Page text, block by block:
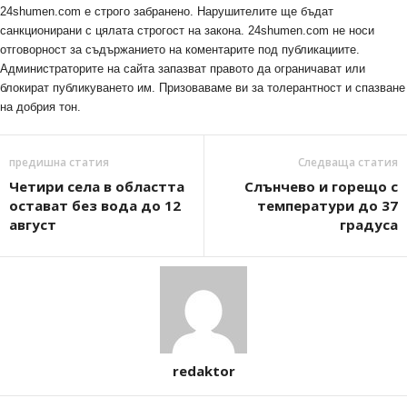
24shumen.com е строго забранено. Нарушителите ще бъдат
санкционирани с цялата строгост на закона. 24shumen.com не носи
отговорност за съдържанието на коментарите под публикациите.
Администраторите на сайта запазват правото да ограничават или
блокират публикуването им. Призоваваме ви за толерантност и спазване
на добрия тон.
предишна статия
Четири села в областта
остават без вода до 12
август
Следваща статия
Слънчево и горещо с
температури до 37
градуса
redaktor